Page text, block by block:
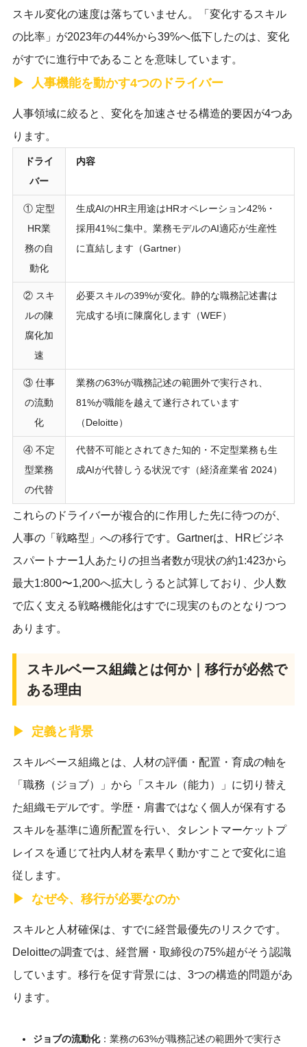
スキル変化の速度は落ちていません。「変化するスキル
の比率」が2023年の44%から39%へ低下したのは、変化
がすでに進行中であることを意味しています。
人事機能を動かす4つのドライバー
人事領域に絞ると、変化を加速させる構造的要因が4つあ
ります。
ドライ
バー
内容
① 定型
HR業
務の自
動化
生成AIのHR主用途はHRオペレーション42%・
採用41%に集中。業務モデルのAI適応が生産性
に直結します（Gartner）
② スキ
ルの陳
腐化加
速
必要スキルの39%が変化。静的な職務記述書は
完成する頃に陳腐化します（WEF）
③ 仕事
の流動
化
業務の63%が職務記述の範囲外で実行され、
81%が職能を越えて遂行されています
（Deloitte）
④ 不定
型業務
の代替
代替不可能とされてきた知的・不定型業務も生
成AIが代替しうる状況です（経済産業省 2024）
これらのドライバーが複合的に作用した先に待つのが、
人事の「戦略型」への移行です。Gartnerは、HRビジネ
スパートナー1人あたりの担当者数が現状の約1:423から
最大1:800〜1,200へ拡大しうると試算しており、少人数
で広く支える戦略機能化はすでに現実のものとなりつつ
あります。
スキルベース組織とは何か｜移行が必然で
ある理由
定義と背景
スキルベース組織とは、人材の評価・配置・育成の軸を
「職務（ジョブ）」から「スキル（能力）」に切り替え
た組織モデルです。学歴・肩書ではなく個人が保有する
スキルを基準に適所配置を行い、タレントマーケットプ
レイスを通じて社内人材を素早く動かすことで変化に追
従します。
なぜ今、移行が必要なのか
スキルと人材確保は、すでに経営最優先のリスクです。
Deloitteの調査では、経営層・取締役の75%超がそう認識
しています。移行を促す背景には、3つの構造的問題があ
ります。
ジョブの流動化：業務の63%が職務記述の範囲外で実行さ